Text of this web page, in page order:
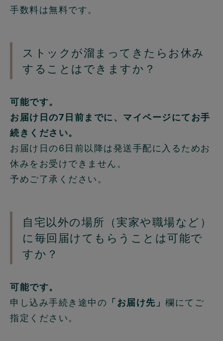
手数料は無料です。
ストックが溜まってきたらお休み
することはできますか？
可能です。
お届け日の7日前までに、マイページにてお手
続きください。
お届け日の6日前以降は発送手配に入るためお
休みをお受けできません。
予めご了承ください。
自宅以外の場所（実家や職場など）
に毎回届けてもらうことは可能で
すか？
可能です。
申し込み手続き途中の 「お届け先」 欄にてご
指定ください。